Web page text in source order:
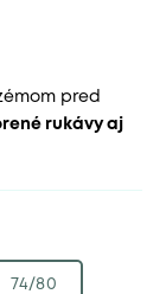
pred
rukávy aj
74/80